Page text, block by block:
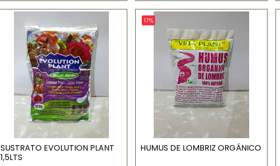
SUSTRATO EVOLUTION PLANT
1,5LTS
17%
HUMUS DE LOMBRIZ ORGÁNICO